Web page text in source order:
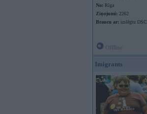
No: Rīga
Ziņojumi: 2262
Braucu ar: izslēgtu DSC
Imigrants